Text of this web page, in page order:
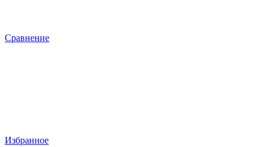
Сравнение
Избранное